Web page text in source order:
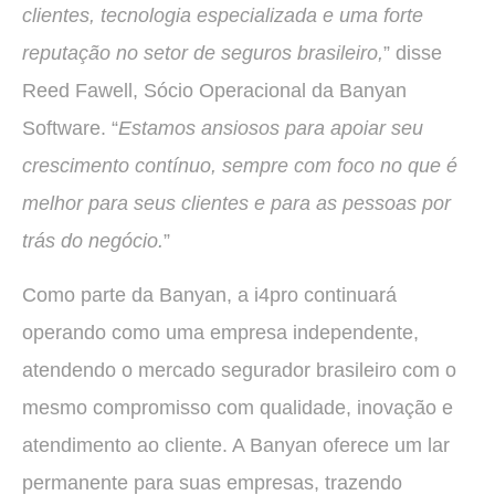
clientes, tecnologia especializada e uma forte
reputação no setor de seguros brasileiro,” disse
Reed Fawell, Sócio Operacional da Banyan
Software. “Estamos ansiosos para apoiar seu
crescimento contínuo, sempre com foco no que é
melhor para seus clientes e para as pessoas por
trás do negócio.”
Como parte da Banyan, a i4pro continuará
operando como uma empresa independente,
atendendo o mercado segurador brasileiro com o
mesmo compromisso com qualidade, inovação e
atendimento ao cliente. A Banyan oferece um lar
permanente para suas empresas, trazendo